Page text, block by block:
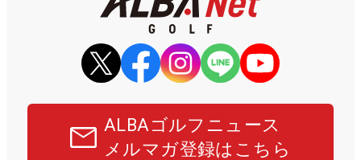
ALBAゴルフニュース
メルマガ登録はこちら